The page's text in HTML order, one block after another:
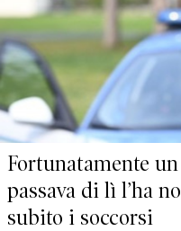
Fortunatamente
passava di lì l’ha
subito i soccorsi